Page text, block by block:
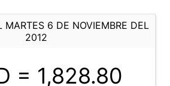
MARTES 6 DE NOVIEMBRE DEL
2012
= 1,828.80